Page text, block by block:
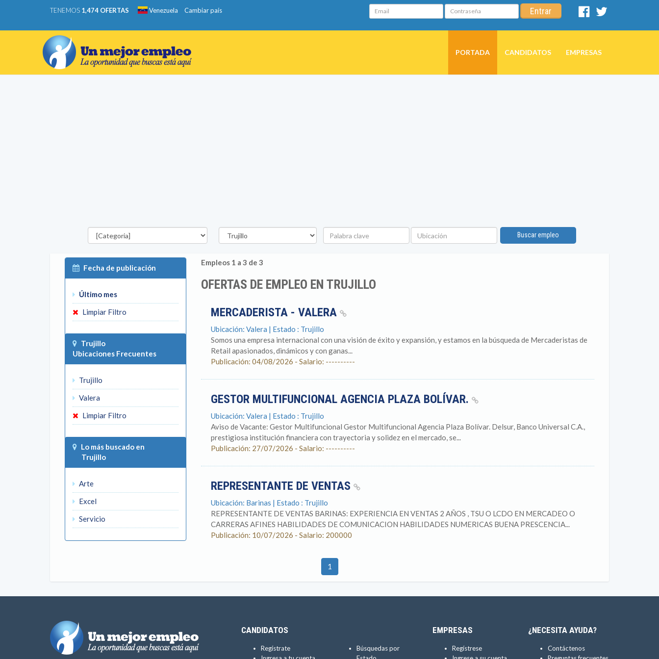
TENEMOS 1,474 OFERTAS Venezuela Cambiar país Email Contraseña Entrar
Facebook
PORTADA CANDIDATOS EMPRESAS
Categorías Estado
Palabra
clave
Ubicación
Buscar empleo
Fecha de publicación
Último mes
Limpiar Filtro
Trujillo
Ubicaciones Frecuentes
Trujillo
Valera
Limpiar Filtro
Lo más buscado en
Trujillo
Arte
Excel
Servicio
Empleos 1 a 3 de 3
OFERTAS DE EMPLEO EN TRUJILLO
MERCADERISTA - VALERA
Ubicación: Valera | Estado : Trujillo
Somos una empresa internacional con una visión de éxito y expansión, y estamos en la búsqueda de Mercaderistas de
Retail apasionados, dinámicos y con ganas...
Publicación: 04/08/2026 - Salario: ----------
GESTOR MULTIFUNCIONAL AGENCIA PLAZA BOLÍVAR.
Ubicación: Valera | Estado : Trujillo
Aviso de Vacante: Gestor Multifuncional Gestor Multifuncional Agencia Plaza Bolívar. Delsur, Banco Universal C.A.,
prestigiosa institución financiera con trayectoria y solidez en el mercado, se...
Publicación: 27/07/2026 - Salario: ----------
REPRESENTANTE DE VENTAS
Ubicación: Barinas | Estado : Trujillo
REPRESENTANTE DE VENTAS BARINAS: EXPERIENCIA EN VENTAS 2 AÑOS , TSU O LCDO EN MERCADEO O
CARRERAS AFINES HABILIDADES DE COMUNICACION HABILIDADES NUMERICAS BUENA PRESCENCIA...
Publicación: 10/07/2026 - Salario: 200000
1
CANDIDATOS
Regístrate
Búsquedas por
EMPRESAS
Regístrese
¿NECESITA AYUDA?
Contáctenos